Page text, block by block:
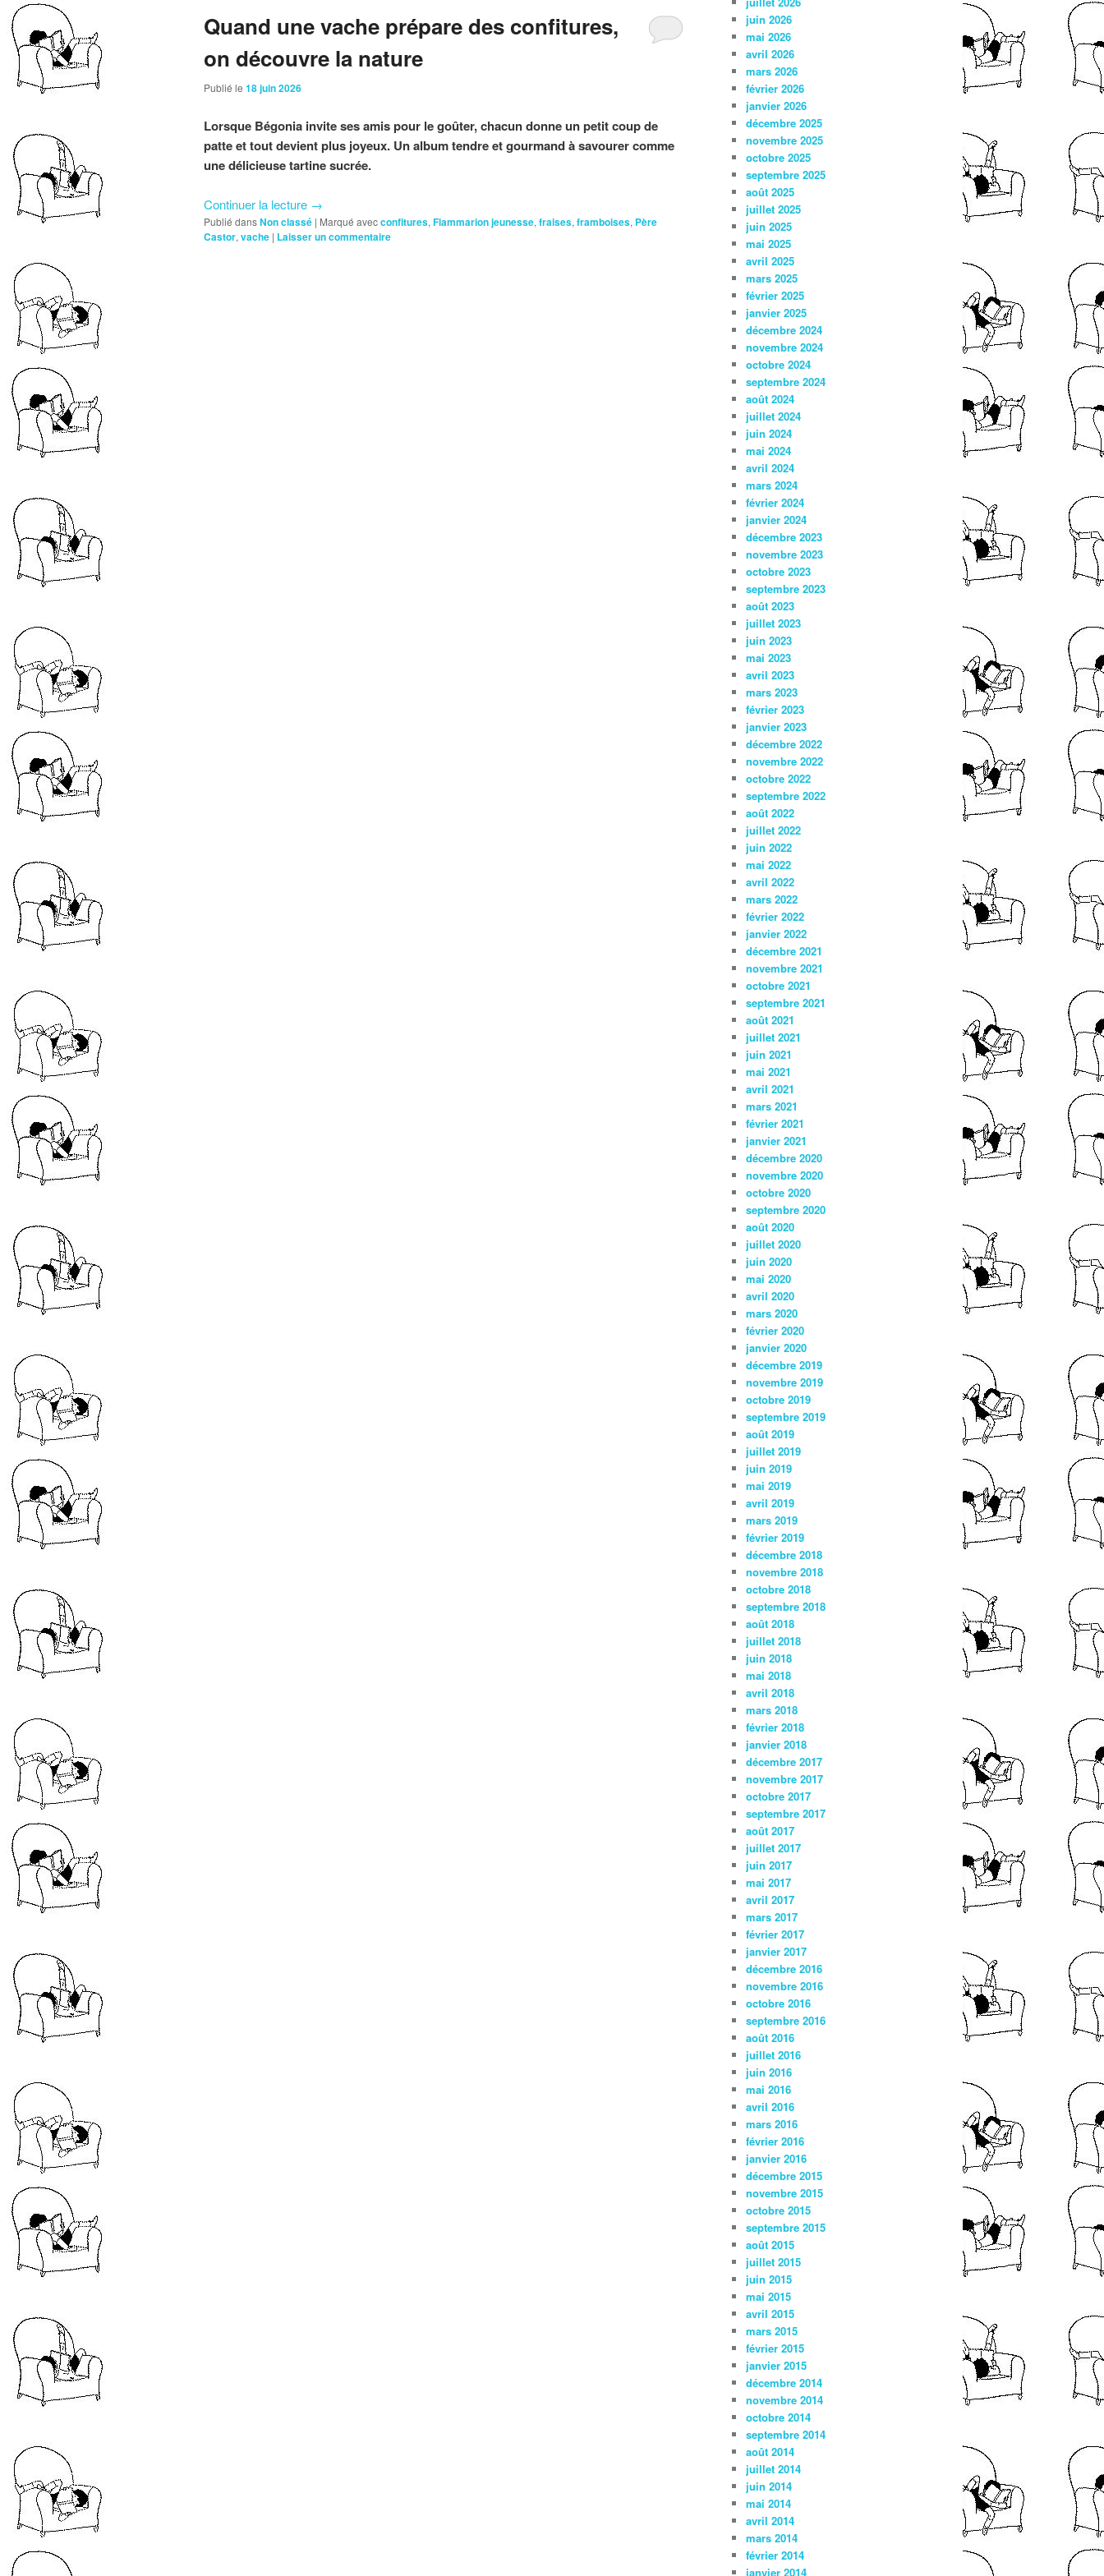
Quand une vache prépare des confitures,
on découvre la nature
Publié le 18 juin 2026
Lorsque Bégonia invite ses amis pour le goûter, chacun donne un petit coup de
patte et tout devient plus joyeux. Un album tendre et gourmand à savourer comme
une délicieuse tartine sucrée.
Continuer la lecture →
Publié dansNon classé | Marqué avecconfitures, Flammarion jeunesse, fraises, framboises, Père
Castor, vache | Laisser un commentaire
juin 2026
mai 2026
avril 2026
mars 2026
février 2026
janvier 2026
décembre 2025
novembre 2025
octobre 2025
septembre 2025
août 2025
juillet 2025
juin 2025
mai 2025
avril 2025
mars 2025
février 2025
janvier 2025
décembre 2024
novembre 2024
octobre 2024
septembre 2024
août 2024
juillet 2024
juin 2024
mai 2024
avril 2024
mars 2024
février 2024
janvier 2024
décembre 2023
novembre 2023
octobre 2023
septembre 2023
août 2023
juillet 2023
juin 2023
mai 2023
avril 2023
mars 2023
février 2023
janvier 2023
décembre 2022
novembre 2022
octobre 2022
septembre 2022
août 2022
juillet 2022
juin 2022
mai 2022
avril 2022
mars 2022
février 2022
janvier 2022
décembre 2021
novembre 2021
octobre 2021
septembre 2021
août 2021
juillet 2021
juin 2021
mai 2021
avril 2021
mars 2021
février 2021
janvier 2021
décembre 2020
novembre 2020
octobre 2020
septembre 2020
août 2020
juillet 2020
juin 2020
mai 2020
avril 2020
mars 2020
février 2020
janvier 2020
décembre 2019
novembre 2019
octobre 2019
septembre 2019
août 2019
juillet 2019
juin 2019
mai 2019
avril 2019
mars 2019
février 2019
décembre 2018
novembre 2018
octobre 2018
septembre 2018
août 2018
juillet 2018
juin 2018
mai 2018
avril 2018
mars 2018
février 2018
janvier 2018
décembre 2017
novembre 2017
octobre 2017
septembre 2017
août 2017
juillet 2017
juin 2017
mai 2017
avril 2017
mars 2017
février 2017
janvier 2017
décembre 2016
novembre 2016
octobre 2016
septembre 2016
août 2016
juillet 2016
juin 2016
mai 2016
avril 2016
mars 2016
février 2016
janvier 2016
décembre 2015
novembre 2015
octobre 2015
septembre 2015
août 2015
juillet 2015
juin 2015
mai 2015
avril 2015
mars 2015
février 2015
janvier 2015
décembre 2014
novembre 2014
octobre 2014
septembre 2014
août 2014
juillet 2014
juin 2014
mai 2014
avril 2014
mars 2014
février 2014
janvier 2014